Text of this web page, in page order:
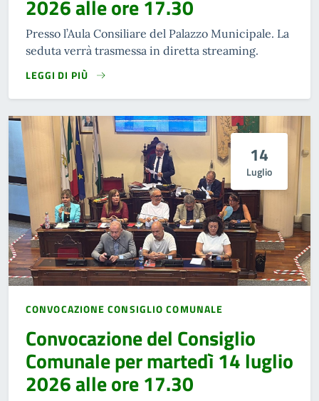
2026 alle ore 17.30
Presso l’Aula Consiliare del Palazzo Municipale. La
seduta verrà trasmessa in diretta streaming.
LEGGI DI PIÙ
14
Luglio
CONVOCAZIONE CONSIGLIO COMUNALE
Convocazione del Consiglio
Comunale per martedì 14 luglio
2026 alle ore 17.30